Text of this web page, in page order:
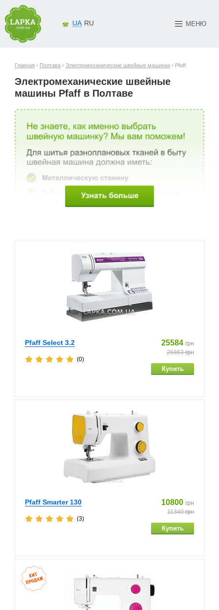
МЕНЮ
UA RU
Главная › Полтава › Электромеханические швейные машинки › Pfaff
Электромеханические швейные
машины Pfaff в Полтаве
Pfaff Select 3.2 25584 грн
26863грн
(0)
Pfaff Smarter 130 10800 грн
11340грн
(3)